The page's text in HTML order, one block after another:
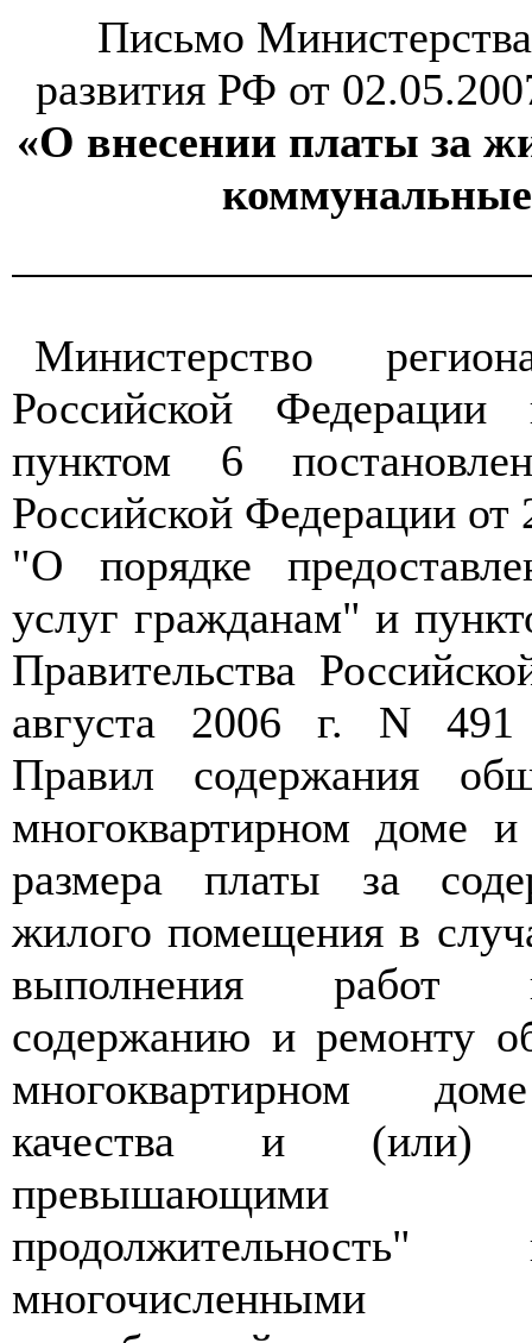
Письмо
развития РФ от
«О внесении платы за
коммунальные
Министерство
Российской Федерации
пунктом 6
Российской Федерации от
"О порядке
услуг гражданам" и
Правительства
августа 2006 г. N
Правил содержания
многоквартирном доме
размера платы за
жилого помещения в
выполнения работ
содержанию и ремонту
многоквартирном
качества и (или)
превышающими